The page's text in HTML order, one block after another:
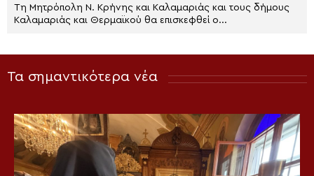
Τη Μητρόπολη Ν. Κρήνης και Καλαμαριάς και τους δήμους
Καλαμαριάς και Θερμαϊκού θα επισκεφθεί ο...
Τα σημαντικότερα νέα